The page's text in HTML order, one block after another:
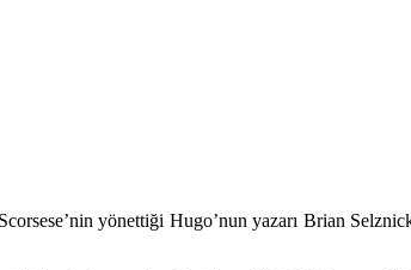
yönettiği Hugo’nun yazarı Brian